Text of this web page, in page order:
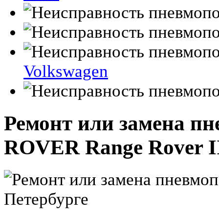
Volkswagen
Ремонт или замена
ROVER Range Rover